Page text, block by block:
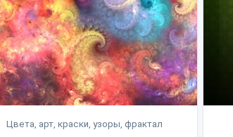
Цвета, арт, краски, узоры, фрактал